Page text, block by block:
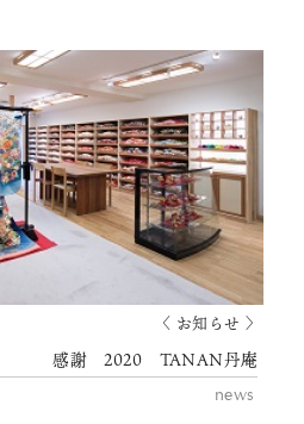
〈 お知らせ 〉
感謝 2020 TANAN丹庵
news